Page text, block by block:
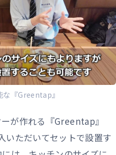
な『Greentap』
が作れる『Greentap』
いただいてセットで設置す